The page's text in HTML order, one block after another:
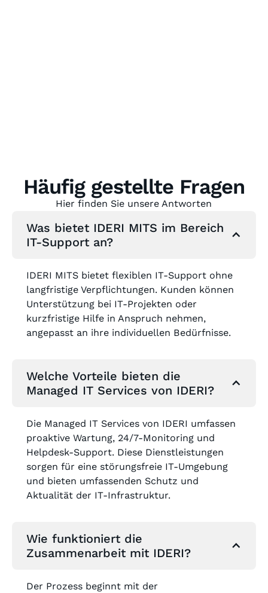
Häufig gestellte Fragen
Hier finden Sie unsere Antworten
Was bietet IDERI MITS im Bereich
IT-Support an?
IDERI MITS bietet flexiblen IT-Support ohne
langfristige Verpflichtungen. Kunden können
Unterstützung bei IT-Projekten oder
kurzfristige Hilfe in Anspruch nehmen,
angepasst an ihre individuellen Bedürfnisse.
Welche Vorteile bieten die
Managed IT Services von IDERI?
Die Managed IT Services von IDERI umfassen
proaktive Wartung, 24/7-Monitoring und
Helpdesk-Support. Diese Dienstleistungen
sorgen für eine störungsfreie IT-Umgebung
und bieten umfassenden Schutz und
Aktualität der IT-Infrastruktur.
Wie funktioniert die
Zusammenarbeit mit IDERI?
Der Prozess beginnt mit der